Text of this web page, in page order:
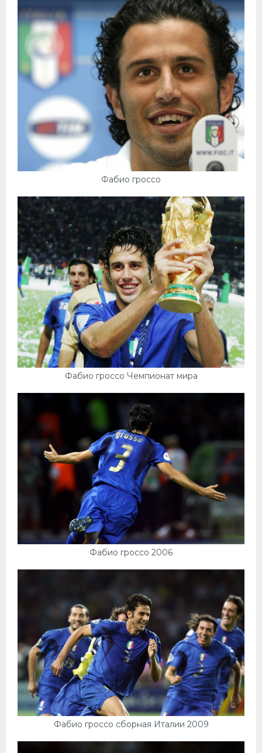
Фабио гроссо
Фабио гроссо Чемпионат мира
Фабио гроссо 2006
Фабио гроссо сборная Италии 2009